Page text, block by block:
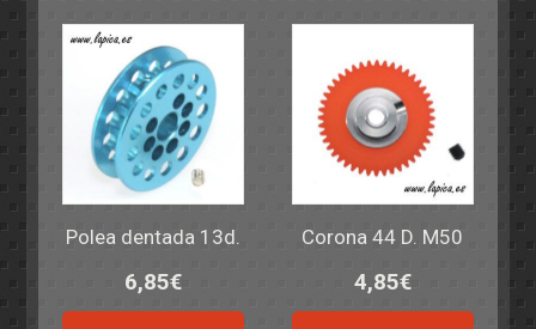
Polea dentada 13d.
6,85€
Corona 44 D. M50
4,85€